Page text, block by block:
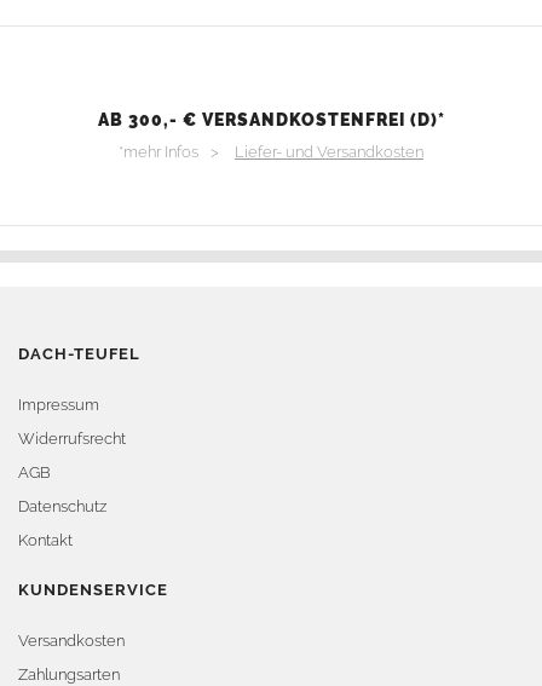
AB 300,- € VERSANDKOSTENFREI (D)*
*mehr Infos > Liefer- und Versandkosten
DACH-TEUFEL
Impressum
Widerrufsrecht
AGB
Datenschutz
Kontakt
KUNDENSERVICE
Versandkosten
Zahlungsarten